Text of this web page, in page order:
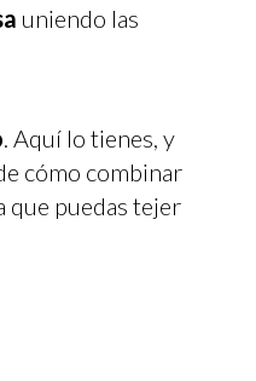
uniendo las
. Aquí lo tienes, y
cómo combinar
que puedas tejer